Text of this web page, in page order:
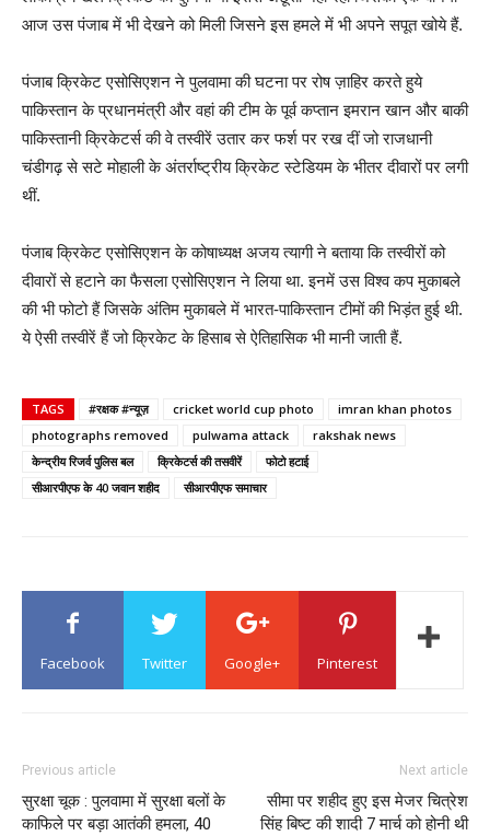
आज उस पंजाब में भी देखने को मिली जिसने इस हमले में भी अपने सपूत खोये हैं.
पंजाब क्रिकेट एसोसिएशन ने पुलवामा की घटना पर रोष ज़ाहिर करते हुये
पाकिस्तान के प्रधानमंत्री और वहां की टीम के पूर्व कप्तान इमरान खान और बाकी
पाकिस्तानी क्रिकेटर्स की वे तस्वीरें उतार कर फर्श पर रख दीं जो राजधानी
चंडीगढ़ से सटे मोहाली के अंतर्राष्ट्रीय क्रिकेट स्टेडियम के भीतर दीवारों पर लगी
थीं.
पंजाब क्रिकेट एसोसिएशन के कोषाध्यक्ष अजय त्यागी ने बताया कि तस्वीरों को
दीवारों से हटाने का फैसला एसोसिएशन ने लिया था. इनमें उस विश्व कप मुकाबले
की भी फोटो हैं जिसके अंतिम मुकाबले में भारत-पाकिस्तान टीमों की भिड़ंत हुई थी.
ये ऐसी तस्वीरें हैं जो क्रिकेट के हिसाब से ऐतिहासिक भी मानी जाती हैं.
TAGS #रक्षक #न्यूज़ cricket world cup photo
imran khan photos
photographs removed
pulwama attack
rakshak news
केन्द्रीय रिजर्व पुलिस बल
क्रिकेटर्स की तसवीरें
फोटो हटाई
सीआरपीएफ के 40 जवान शहीद
सीआरपीएफ समाचार
Facebook Twitter Google+ Pinterest
Previous article
सुरक्षा चूक : पुलवामा में सुरक्षा बलों के
काफिले पर बड़ा आतंकी हमला, 40
Next article
सीमा पर शहीद हुए इस मेजर चित्रेश
सिंह बिष्ट की शादी 7 मार्च को होनी थी